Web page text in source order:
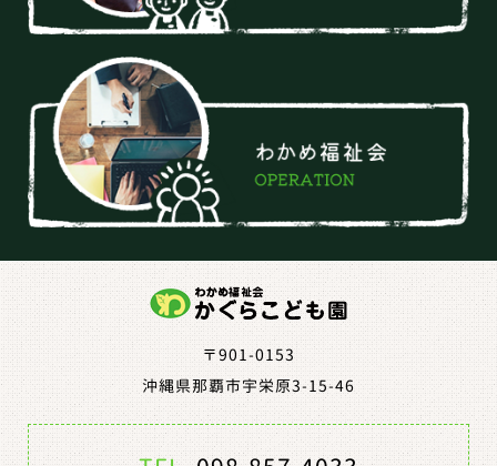
〒901-0153
沖縄県那覇市宇栄原3-15-46